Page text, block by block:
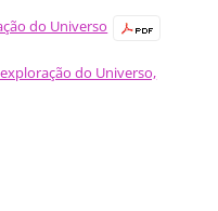
do Universo
do Universo,